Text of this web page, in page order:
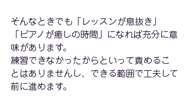
そんなときでも「レッスンが息抜き」
「ピアノが癒しの時間」になれば充分に意
味があります。
練習できなかったからといって責めるこ
とはありませんし、できる範囲で工夫して
前に進めます。